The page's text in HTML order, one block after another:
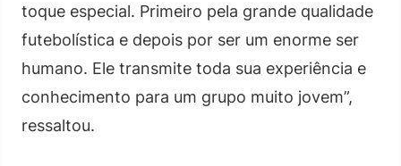
toque especial. Primeiro pela grande qualidade
futebolística e depois por ser um enorme ser
humano. Ele transmite toda sua experiência e
conhecimento para um grupo muito jovem”,
ressaltou.